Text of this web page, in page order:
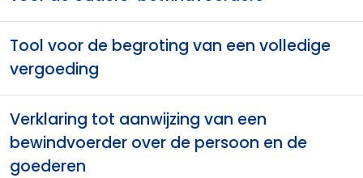
Tool voor de begroting van een volledige
vergoeding
Verklaring tot aanwijzing van een
bewindvoerder over de persoon en de
goederen